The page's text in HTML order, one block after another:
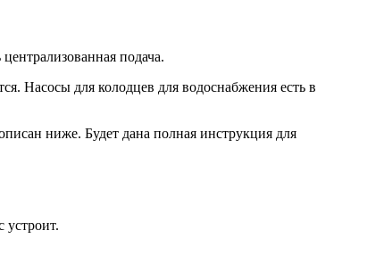
подача.
Насосы для колодцев для водоснабжения есть в
ниже. Будет дана полная инструкция для
устроит.